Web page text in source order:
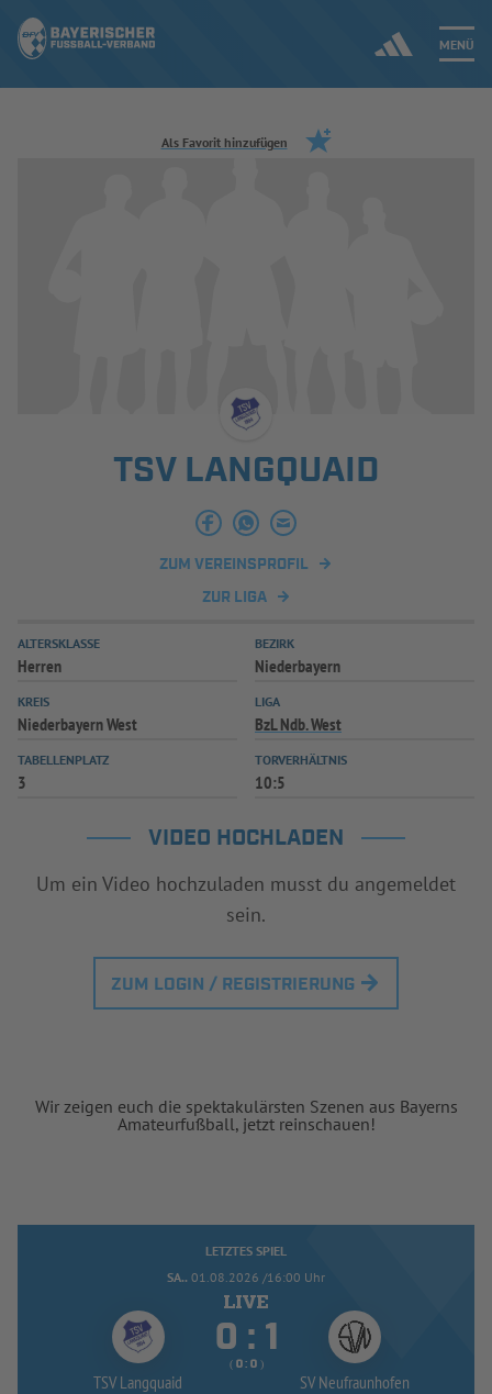
MENÜ
Jetzt einloggen
INFOTHEK SPIELPLUS
Als Favorit hinzufügen
TSV LANGQUAID
ZUM VEREINSPROFIL
ZUR LIGA
ALTERSKLASSE
Herren
BEZIRK
Niederbayern
KREIS
Niederbayern West
LIGA
BzL Ndb. West
TABELLENPLATZ
3
TORVERHÄLTNIS
10:5
VIDEO HOCHLADEN
Um ein Video hochzuladen musst du angemeldet
sein.
ZUM LOGIN / REGISTRIERUNG
Wir zeigen euch die spektakulärsten Szenen aus Bayerns
Amateurfußball, jetzt reinschauen!
LETZTES SPIEL
SA.. 01.08.2026 /16:00 Uhr
TSV Langquaid
 : 
( :  )
SV Neufraunhofen